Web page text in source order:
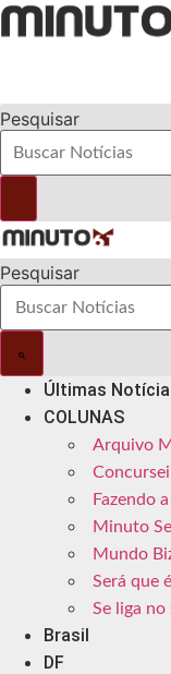
Ir
para
Pesquisar
Pesquisar
Últimas
COLUNAS
Arquivo
Fazendo
Minuto
Mundo
Será que
Se liga
Brasil
DF